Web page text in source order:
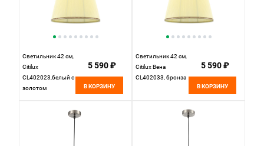
Светильник 42 см,
Citilux
CL402023,белый с
золотом
5 590 ₽
В КОРЗИНУ
Светильник 42 см,
Citilux Вена
CL402033, бронза
5 590 ₽
В КОРЗИНУ